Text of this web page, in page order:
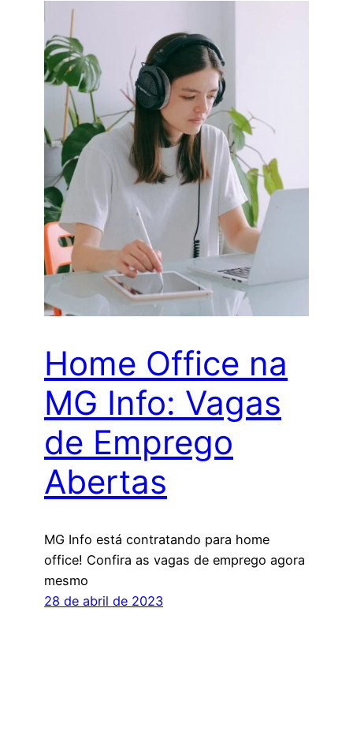
Home Office na
MG Info: Vagas
de Emprego
Abertas
MG Info está contratando para home
office! Confira as vagas de emprego agora
mesmo
28 de abril de 2023